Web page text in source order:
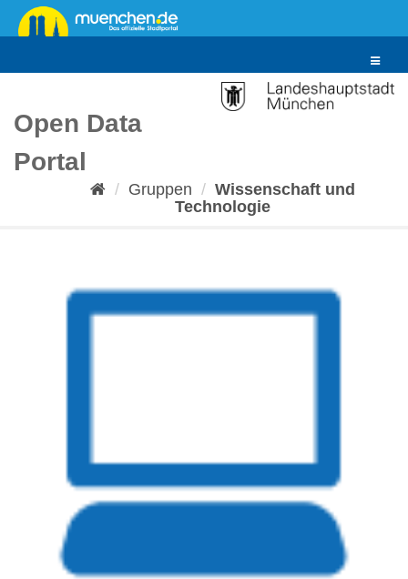
Überspringen
zum
Toggle
Open Data
Portal
Gruppen
Wissenschaft und
Technologie